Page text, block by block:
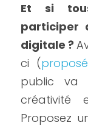
Et si
participer
digitale ?
ci (
public va
créativité
Proposez